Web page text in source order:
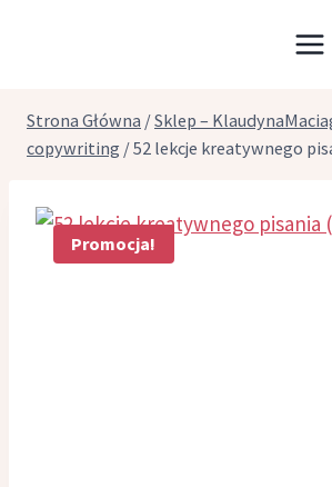
Strona Główna /Sklep –
copywriting /52 lekcje kreatywnego
Promocja!